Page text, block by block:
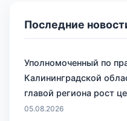
Последние
Уполномоченный по
Калининградской
главой региона рост
05.08.2026